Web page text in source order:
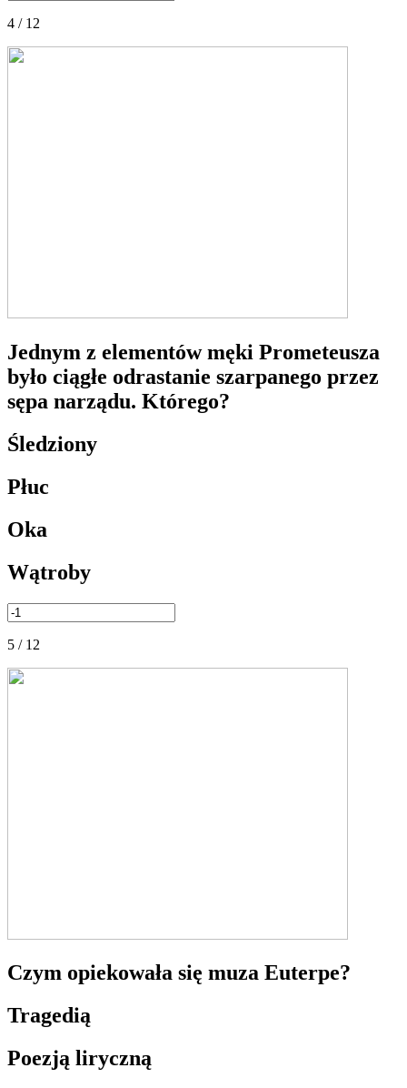
4 / 12
Jednym z elementów męki Prometeusza
było ciągłe odrastanie szarpanego przez
sępa narządu. Którego?
Śledziony
Płuc
Oka
Wątroby
5 / 12
Czym opiekowała się muza Euterpe?
Tragedią
Poezją liryczną